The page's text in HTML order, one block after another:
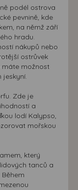
podél ostrova
pevnině, kde
na němž září
hradu.
nákupů nebo
ostrůvek
máte možnost
jeskyní.
Zde je
a
lodí Kalypso,
mořskou
který
tanců a